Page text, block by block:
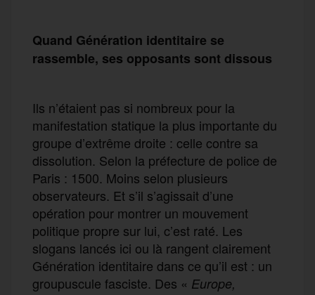
Quand Génération identitaire se
rassemble, ses opposants sont dissous
Ils n’étaient pas si nombreux pour la
manifestation statique la plus importante du
groupe d’extrême droite : celle contre sa
dissolution. Selon la préfecture de police de
Paris : 1500. Moins selon plusieurs
observateurs. Et s’il s’agissait d’une
opération pour montrer un mouvement
politique propre sur lui, c’est raté. Les
slogans lancés ici ou là rangent clairement
Génération identitaire dans ce qu’il est : un
groupuscule fasciste. Des « Europe,